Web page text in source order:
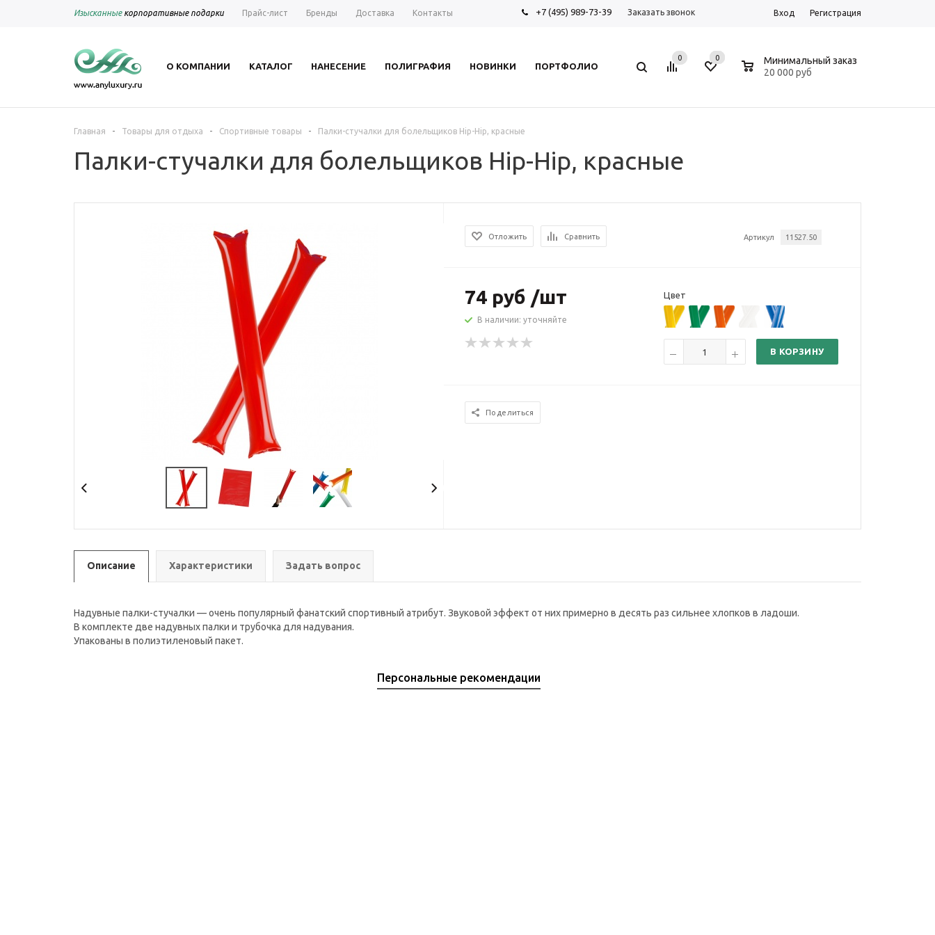
Изысканныекорпоративные подарки Прайс-лист Бренды Доставка Контакты +7 (495) 989-73-39 Заказать звонок Вход Регистрация
О КОМПАНИИ КАТАЛОГ НАНЕСЕНИЕ ПОЛИГРАФИЯ НОВИНКИ ПОРТФОЛИО
0 0
Минимальный заказ
20 000 руб
Главная - Товары для отдыха - Спортивные товары - Палки-стучалки для болельщиков Hip-Hip, красные
Палки-стучалки для болельщиков Hip-Hip, красные
Артикул 11527.50
Отложить Сравнить
74 руб /шт
В наличии: уточняйте
Цвет
В КОРЗИНУ
Поделиться
Описание Характеристики Задать вопрос
Надувные палки-стучалки — очень популярный фанатский спортивный атрибут. Звуковой эффект от них примерно в десять раз сильнее хлопков в ладоши.
В комплекте две надувных палки и трубочка для надувания.
Упакованы в полиэтиленовый пакет.
Персональные рекомендации